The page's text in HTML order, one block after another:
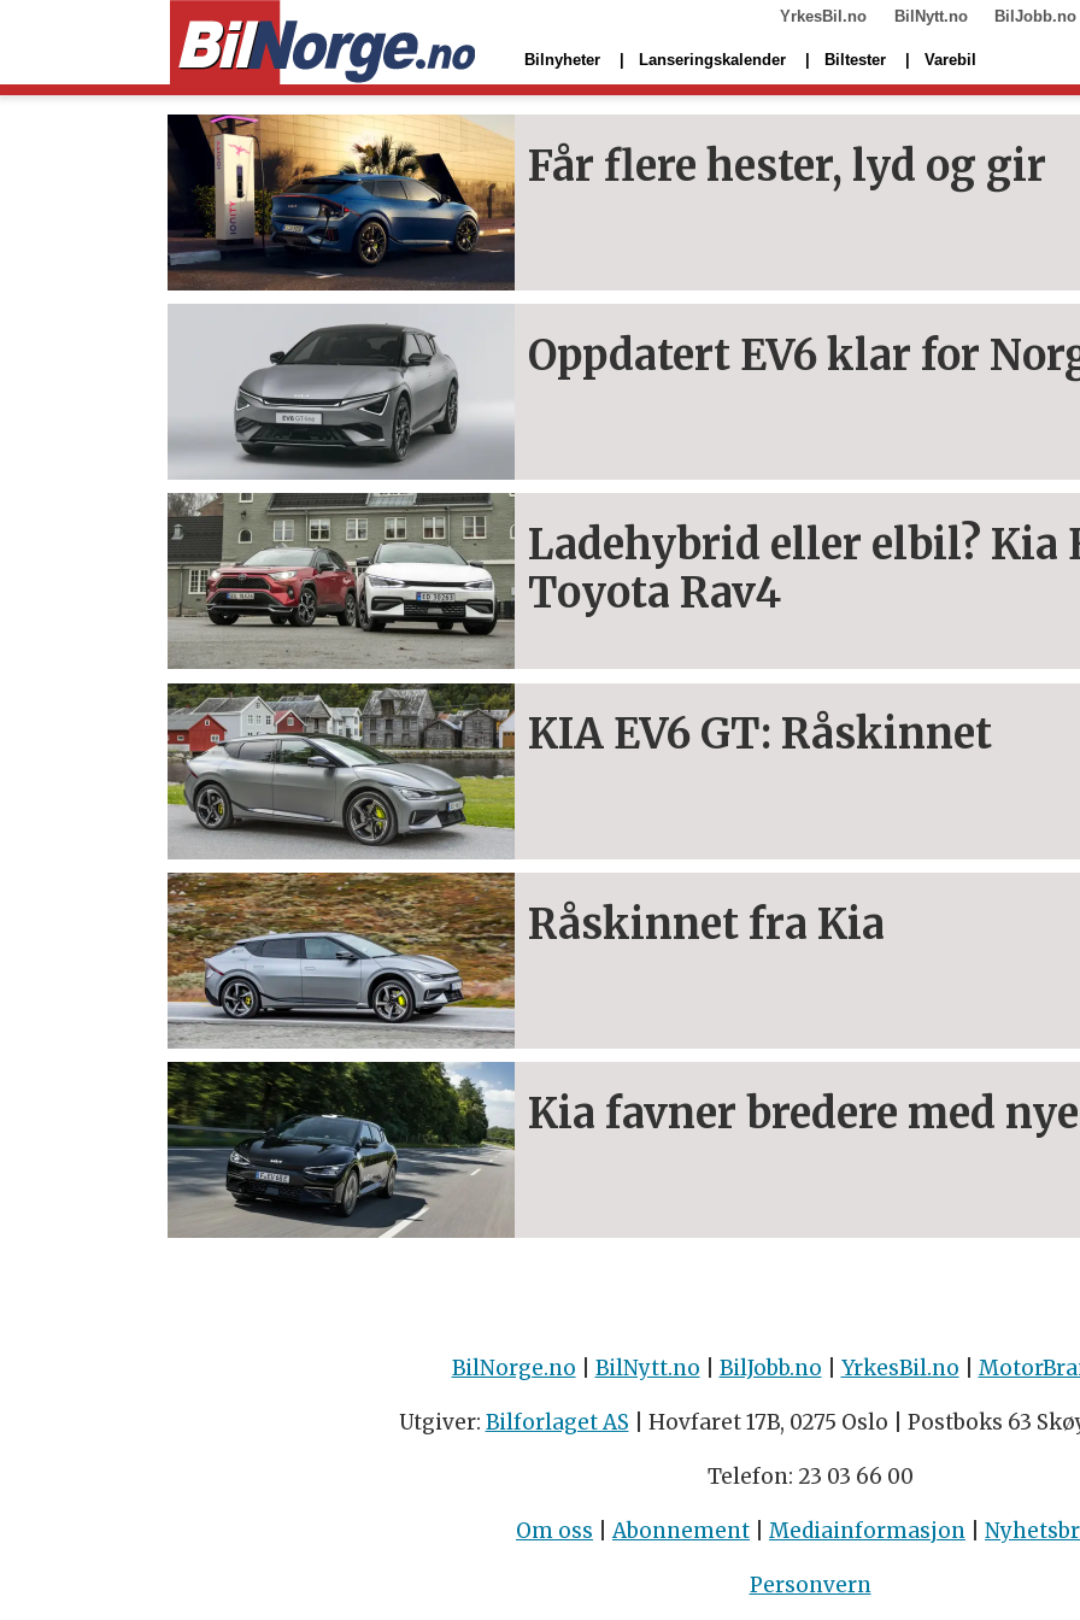
YrkesBil.no BilNytt.no BilJobb.no
Bilnyheter Lanseringskalender Biltester Varebil
Får flere hester, lyd og gir
Oppdatert EV6 klar for
Ladehybrid eller elbil? Kia
Toyota Rav4
KIA EV6 GT: Råskinnet
Råskinnet fra Kia
Kia favner bredere med
BilNorge.no BilNytt.no BilJobb.no YrkesBil.no
Utgiver: Bilforlaget AS | Hovfaret 17B, 0275 Oslo | Postboks 63
Telefon: 23 03 66 00
Om oss |Abonnement Mediainformasjon
Personvern